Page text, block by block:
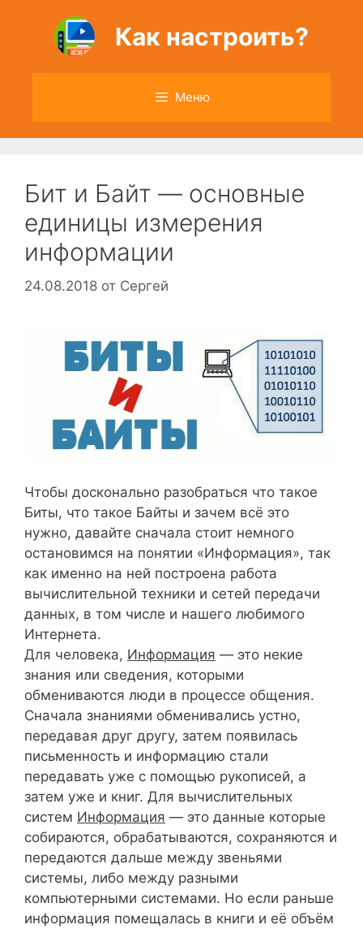
содержимому
Как настроить?
Меню
Бит и Байт — основные
единицы измерения
информации
24.08.2018 от Сергей
Чтобы досконально разобраться что такое
Биты, что такое Байты и зачем всё это
нужно, давайте сначала стоит немного
остановимся на понятии «Информация», так
как именно на ней построена работа
вычислительной техники и сетей передачи
данных, в том числе и нашего любимого
Интернета.
Для человека, Информация — это некие
знания или сведения, которыми
обмениваются люди в процессе общения.
Сначала знаниями обменивались устно,
передавая друг другу, затем появилась
письменность и информацию стали
передавать уже с помощью рукописей, а
затем уже и книг. Для вычислительных
систем Информация — это данные которые
собираются, обрабатываются, сохраняются и
передаются дальше между звеньями
системы, либо между разными
компьютерными системами. Но если раньше
информация помещалась в книги и её объём